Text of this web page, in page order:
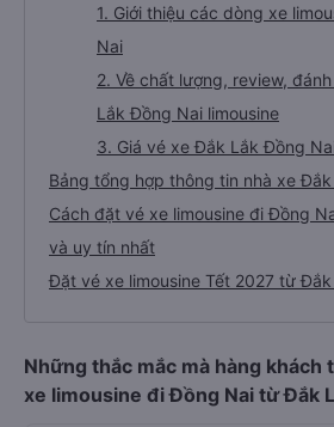
1. Giới thiệu các dòng xe
Nai
2. Về chất lượng, review,
Lắk Đồng Nai limousine
3. Giá vé xe Đắk Lắk Đồng
Bảng tổng hợp thông tin nhà xe
Cách đặt vé xe limousine đi Đồng
và uy tín nhất
Đặt vé xe limousine Tết 2027 từ
Những thắc mắc mà hàng khách
xe limousine đi Đồng Nai từ Đắk